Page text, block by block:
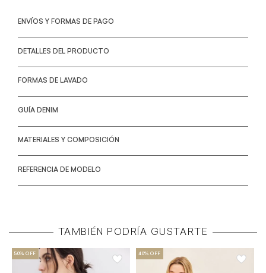
ENVÍOS Y FORMAS DE PAGO
DETALLES DEL PRODUCTO
FORMAS DE LAVADO
GUÍA DENIM
MATERIALES Y COMPOSICIÓN
REFERENCIA DE MODELO
TAMBIÉN PODRÍA GUSTARTE